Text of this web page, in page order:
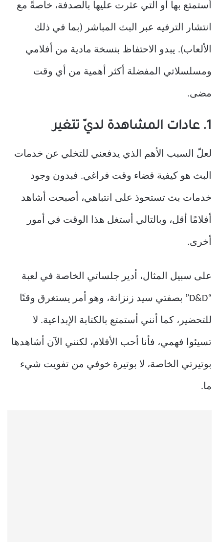
أستمتع بها أو التي عثرت عليها بالصدفة، خاصةً مع
انتشار الترفيه عبر البث المباشر (بما في ذلك
الألعاب). يبدو الاحتفاظ بنسخة مادية من أفلامي
ومسلسلاتي المفضلة أكثر أهمية من أي وقت
مضى.
1. عادات المشاهدة لديّ تتغير
لعلّ السبب الأهم الذي يدفعني للتخلي عن خدمات
البث هو كيفية قضاء وقت فراغي. فبدون وجود
خدمات بث تستحوذ على انتباهي، أصبحت أشاهد
أفلامًا أقل، وبالتالي أستغل هذا الوقت في أمور
أخرى.
على سبيل المثال، أدير جلساتي الخاصة في لعبة
“D&D” بصفتي سيد زنزانة، وهو أمر يستغرق وقتًا
للتحضير، كما أنني أستمتع بالكتابة الإبداعية. لا
تسيئوا فهمي، فأنا أحب الأفلام، لكنني الآن أشاهدها
بوتيرتي الخاصة، لا بوتيرة خوفي من تفويت شيء
ما.